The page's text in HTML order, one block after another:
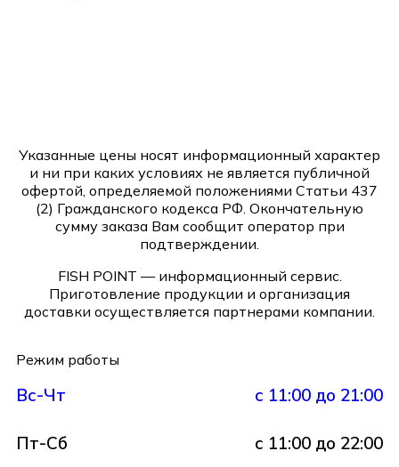
Указанные цены носят информационный характер
и ни при каких условиях не является публичной
офертой, определяемой положениями Статьи 437
(2) Гражданского кодекса РФ. Окончательную
сумму заказа Вам сообщит оператор при
подтверждении.
FISH POINT — информационный сервис.
Приготовление продукции и организация
доставки осуществляется партнерами компании.
Режим работы
Вс-Чт с 11:00 до 21:00
Пт-Сб с 11:00 до 22:00